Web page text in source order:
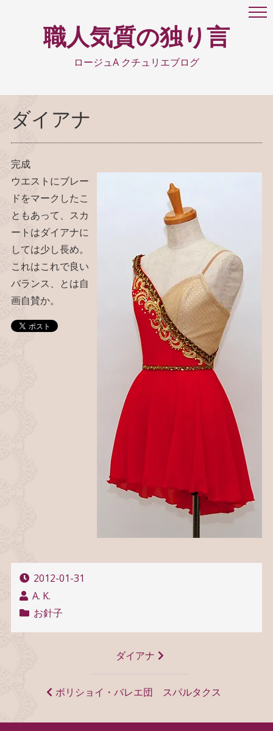
職人気質の独り言
ロージュA クチュリエブログ
ダイアナ
完成
ウエストにブレー
ドをマークしたこ
ともあって、スカ
ートはダイアナに
しては少し長め。
これはこれで良い
バランス、とは自
画自賛か。
2012-01-31
A. K.
お針子
ダイアナ
ボリショイ・バレエ団 スパルタクス